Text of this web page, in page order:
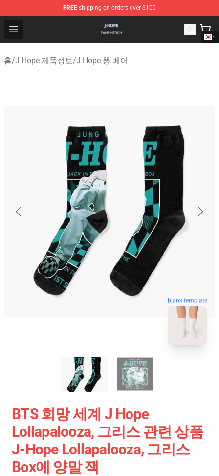
FREE shipping on orders over $100
Open menu
J Hope Shop - Official J Hope Merchandise Store
홈/J Hope 제품정보/J Hope 뚱 베어
blank template
BTS 희망 세계 J Hope
Lollapalooza, 그리스 관련 상품
J-Hope Lollapalooza, 그리스
Box에 양말 잭